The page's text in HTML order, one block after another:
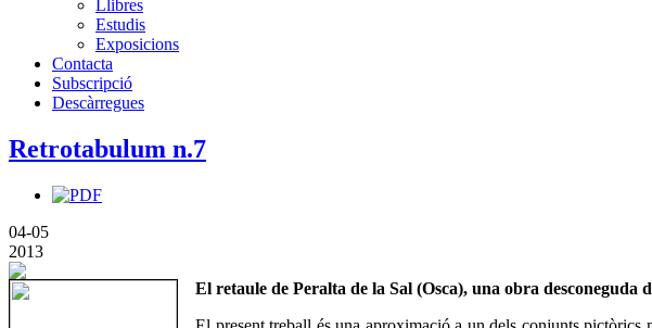
Llibres
Estudis
Exposicions
Contacta
Subscripció
Descàrregues
Retrotabulum n.7
04-05
2013
El retaule de Peralta de la Sal (Osca), una obra